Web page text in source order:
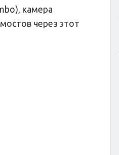
камера
через этот